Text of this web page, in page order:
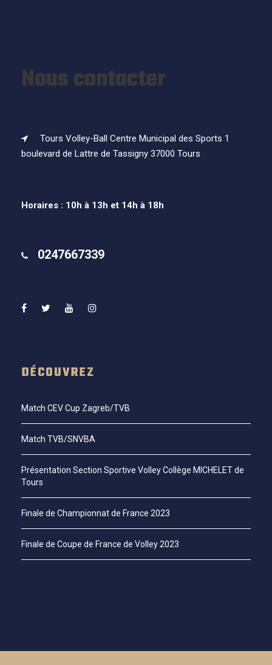
Nous contacter
Tours Volley-Ball Centre Municipal des Sports 1
boulevard de Lattre de Tassigny 37000 Tours
Horaires : 10h à 13h et 14h à 18h
0247667339
DÉCOUVREZ
Match CEV Cup Zagreb/TVB
Match TVB/SNVBA
Présentation Section Sportive Volley Collège MICHELET de
Tours
Finale de Championnat de France 2023
Finale de Coupe de France de Volley 2023